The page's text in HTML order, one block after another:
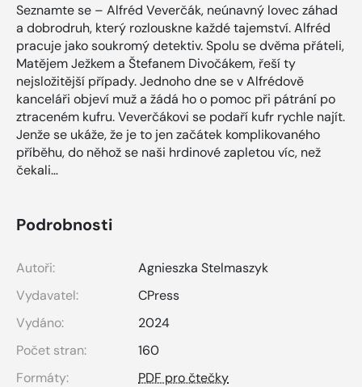
Seznamte se – Alfréd Veverčák, neúnavný lovec záhad
a dobrodruh, který rozlouskne každé tajemství. Alfréd
pracuje jako soukromý detektiv. Spolu se dvěma přáteli,
Matějem Ježkem a Štefanem Divočákem, řeší ty
nejsložitější případy. Jednoho dne se v Alfrédově
kanceláři objeví muž a žádá ho o pomoc při pátrání po
ztraceném kufru. Veverčákovi se podaří kufr rychle najít.
Jenže se ukáže, že je to jen začátek komplikovaného
příběhu, do něhož se naši hrdinové zapletou víc, než
čekali…
Podrobnosti
Autoři:
Agnieszka Stelmaszyk
Vydavatel:
CPress
Vydáno:
2024
Počet stran:
160
Formáty:
PDF pro čtečky